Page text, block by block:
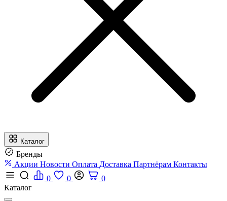
Каталог
Бренды
Акции Новости Оплата Доставка Партнёрам Контакты
0
0
0
Каталог